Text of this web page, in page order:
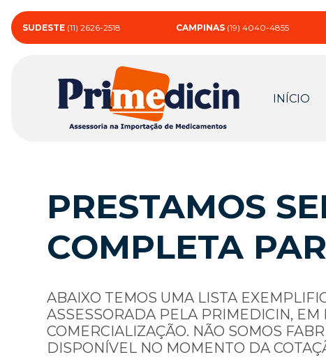
SUDESTE (11) 2626-2518 CAMPINAS (19) 4040-4855
INÍCIO
PRESTAMOS
COMPLETA
ABAIXO TEMOS UMA LISTA
ASSESSORADA PELA PRIMEDICIN, EM
COMERCIALIZAÇÃO. NÃO SOMOS
DISPONÍVEL NO MOMENTO DA